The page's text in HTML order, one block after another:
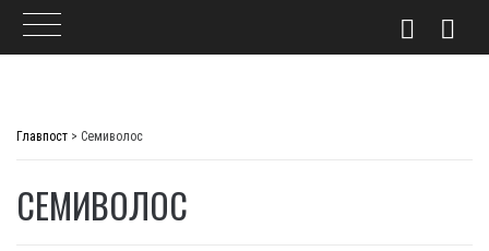
Главпост > Семиволос
СЕМИВОЛОС